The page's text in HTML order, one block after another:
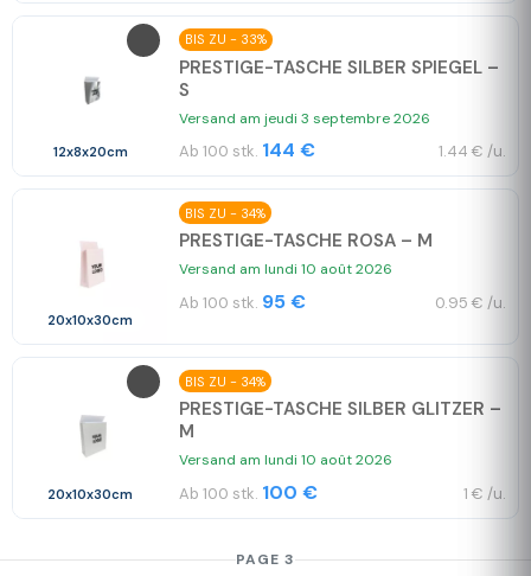
12x8x20cm
BIS ZU - 33%
PRESTIGE-TASCHE SILBER SPIEGEL –
S
Versand am jeudi 3 septembre 2026
Ab 100 stk. 144 € 1.44 € /u.
20x10x30cm
BIS ZU - 34%
PRESTIGE-TASCHE ROSA – M
Versand am lundi 10 août 2026
Ab 100 stk. 95 € 0.95 € /u.
20x10x30cm
BIS ZU - 34%
PRESTIGE-TASCHE SILBER GLITZER –
M
Versand am lundi 10 août 2026
Ab 100 stk. 100 € 1 € /u.
PAGE 3